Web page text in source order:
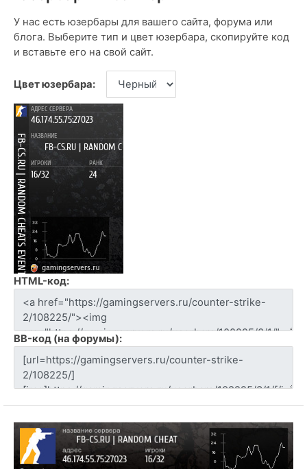
У нас есть юзербары для вашего сайта, форума или
блога. Выберите тип и цвет юзербара, скопируйте код
и вставьте его на свой сайт.
Цвет юзербара:
HTML-код:
BB-код (на форумы):